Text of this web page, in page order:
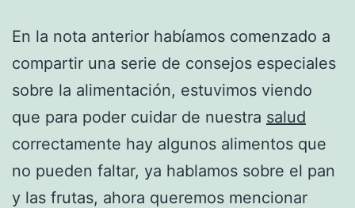
En la nota anterior habíamos comenzado a
compartir una serie de consejos especiales
sobre la alimentación, estuvimos viendo
que para poder cuidar de nuestra salud
correctamente hay algunos alimentos que
no pueden faltar, ya hablamos sobre el pan
y las frutas, ahora queremos mencionar